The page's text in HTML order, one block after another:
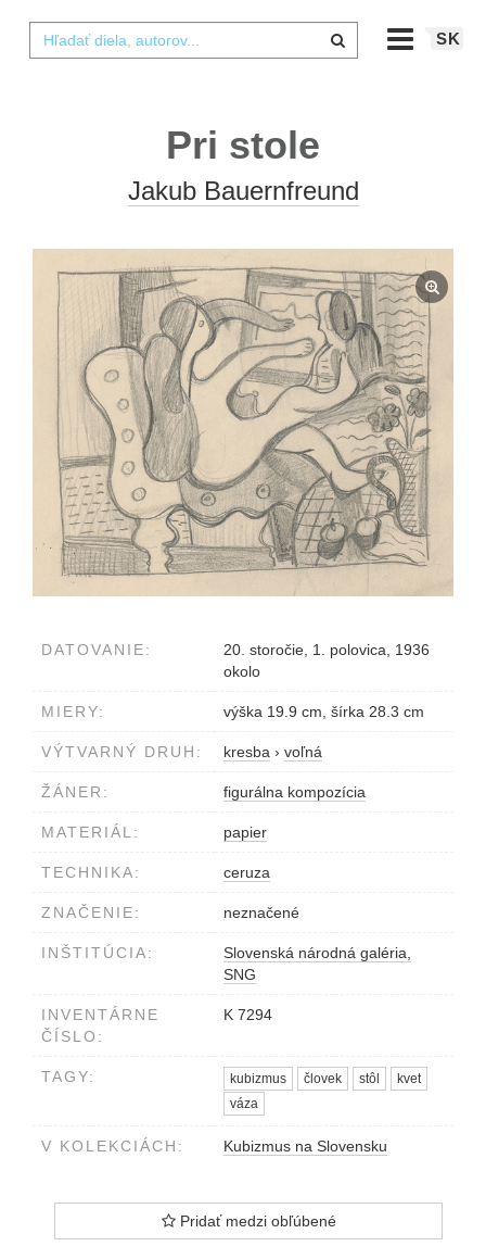
SK
Pri stole
Jakub Bauernfreund
DATOVANIE:
20. storočie, 1. polovica, 1936
okolo
MIERY: výška 19.9 cm, šírka 28.3 cm
VÝTVARNÝ DRUH: kresba › voľná
ŽÁNER: figurálna kompozícia
MATERIÁL: papier
TECHNIKA: ceruza
ZNAČENIE: neznačené
INŠTITÚCIA:
Slovenská národná galéria,
SNG
INVENTÁRNE
ČÍSLO:
K 7294
TAGY: kubizmus človek stôl
kvet
váza
V KOLEKCIÁCH: Kubizmus na Slovensku
Pridať medzi obľúbené